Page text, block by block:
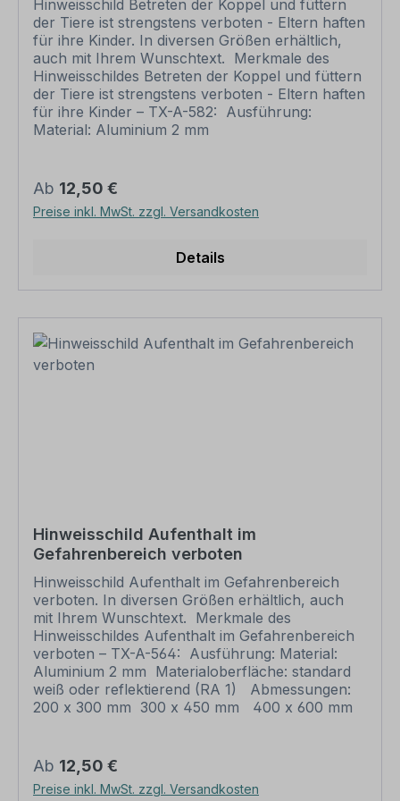
keine Schrauben und Dübel beinhaltet. Ebenso
liegt dem Artikel keine Schnur, Draht u.ä. bei,
wenn eine Lochung zum Abhängung gewünscht
ist.
Hinweisschild Betreten der Koppel und füttern
der Tiere ist strengstens verboten - Eltern haften
für ihre Kinder. In diversen Größen erhältlich,
auch mit Ihrem Wunschtext. Merkmale des
Hinweisschildes Betreten der Koppel und füttern
der Tiere ist strengstens verboten - Eltern haften
für ihre Kinder – TX-A-582: Ausführung:
Material: Aluminium 2 mm
mm 300 x 450 mm 400 x 600 mm 500 x 750
mm 600 x 900 mm Verarbeitung: rechteckig
beschnitten mit abgerundeten Ecken
Sie: Dieses Schild kann unverändert gemäß der
bestellt werden. Wünschen Sie einen
Bestellung setzen wir Ihre Wünsche um und
übermittelt Ihnen eine Korrekturdatei zur
Schilder mit Text- und Zeichenänderungen oder
nach Ihrer Vorgabe gelocht sind individuelle
Schilder und somit grundsätzlich vom
Rückgaberecht ausgeschlossen. Bitte beachten
Sie, dass für eine Wandbefestigung dieser Artikel
keine Schrauben und Dübel beinhaltet. Ebenso
liegt dem Artikel keine Schnur, Draht u.ä. bei,
wenn eine Lochung zum Abhängung gewünscht
ist.
Regulärer Preis:
Ab 12,50 €
Preise inkl. MwSt. zzgl. Versandkosten
Details
Hinweisschild Aufenthalt im
Gefahrenbereich verboten
Hinweisschild Aufenthalt im Gefahrenbereich
verboten. In diversen Größen erhältlich, auch
mit Ihrem Wunschtext. Merkmale des
Hinweisschildes Aufenthalt im Gefahrenbereich
verboten – TX-A-564: Ausführung: Material:
Aluminium 2 mm Materialoberfläche: standard
weiß oder reflektierend (RA 1) Abmessungen:
200 x 300 mm 300 x 450 mm 400 x 600 mm
abgerundeten Ecken Verpackungseinheiten: 1
Schild Bitte beachten Sie: Dieses Schild kann
unverändert gemäß der Artikelabbildung oder
Regulärer Preis:
Ab 12,50 €
Preise inkl. MwSt. zzgl. Versandkosten